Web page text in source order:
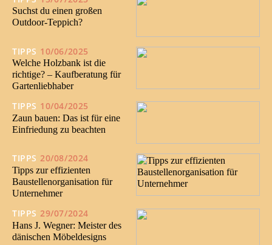
Suchst du einen großen
Outdoor-Teppich?
TIPPS 10/06/2025
Welche Holzbank ist die
richtige? – Kaufberatung für
Gartenliebhaber
TIPPS 10/04/2025
Zaun bauen: Das ist für eine
Einfriedung zu beachten
TIPPS 20/08/2024
Tipps zur effizienten
Baustellenorganisation für
Unternehmer
TIPPS 29/07/2024
Hans J. Wegner: Meister des
dänischen Möbeldesigns